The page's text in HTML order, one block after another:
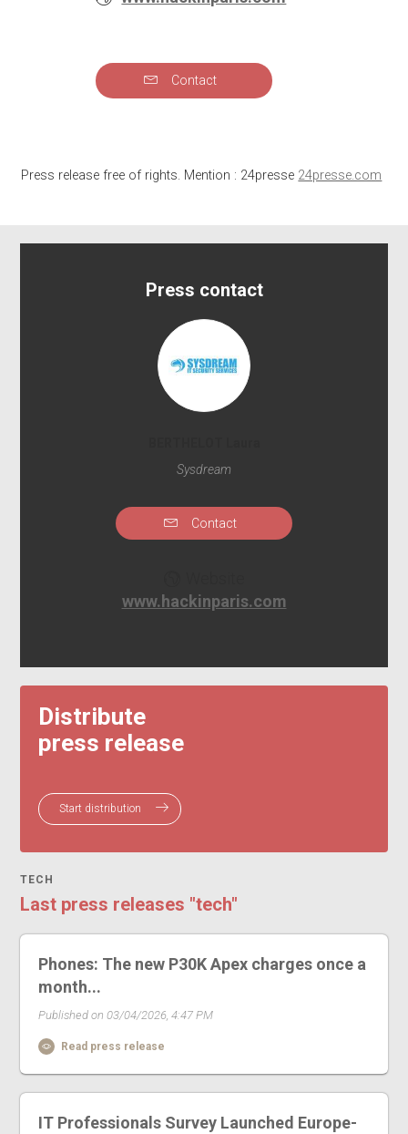
Contact
Press release free of rights. Mention : 24presse 24presse.com
Press contact
Sysdream
Contact
www.hackinparis.com
Distribute
press release
Start distribution
TECH
Last press releases "tech"
Phones: The new P30K Apex charges once a
month...
Published on 03/04/2026, 4:47 PM
Read press release
IT Professionals Survey Launched Europe-